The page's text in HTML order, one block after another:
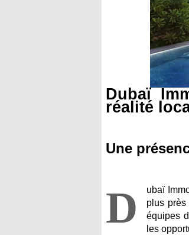
Dubaï
réalité
Une
D
ubaï
plus
équipes
les